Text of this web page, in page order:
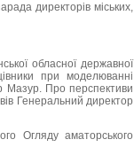
директорів міських,
обласної державної
при моделюванні
Мазур. Про перспективи
Генеральний директор
Огляду аматорського